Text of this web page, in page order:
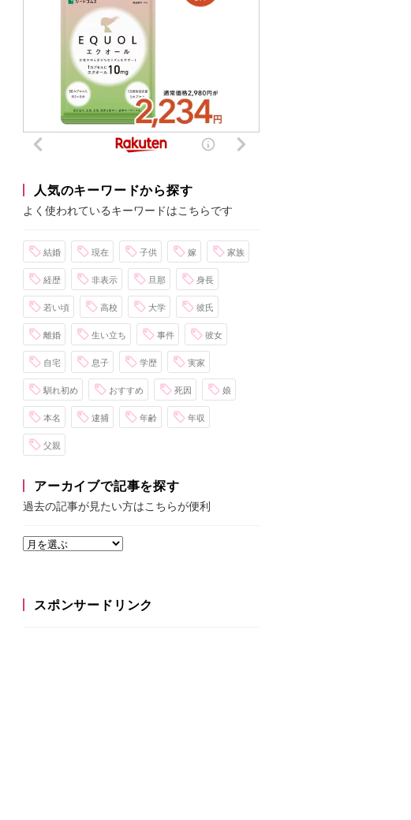
人気のキーワードから探す
よく使われているキーワードはこちらです
結婚 現在 子供 嫁 家族
経歴 非表示 旦那 身長
若い頃 高校 大学 彼氏
離婚 生い立ち 事件 彼女
自宅 息子 学歴 実家
馴れ初め おすすめ 死因 娘
本名 逮捕 年齢 年収
父親
アーカイブで記事を探す
過去の記事が見たい方はこちらが便利
スポンサードリンク